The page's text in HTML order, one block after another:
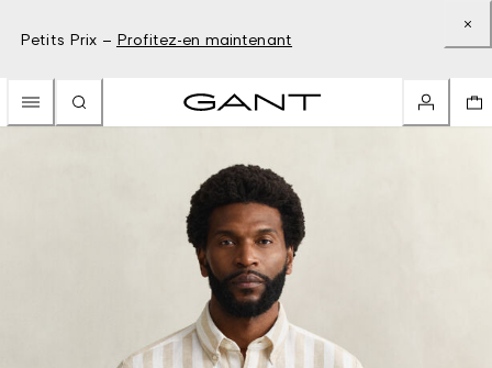
Petits Prix – Profitez-en maintenant